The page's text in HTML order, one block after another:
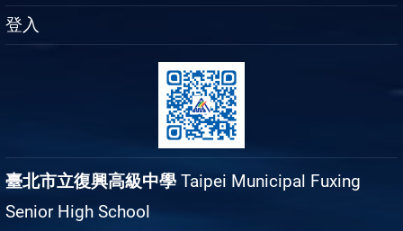
登入
臺北市立復興高級中學 Taipei Municipal Fuxing
Senior High School